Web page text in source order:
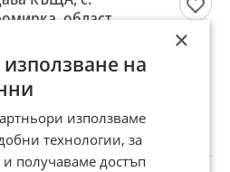
област
€
лв
ДДС
Габрово, 21 юли
×
на
използваме
технологии, за
получаваме достъп